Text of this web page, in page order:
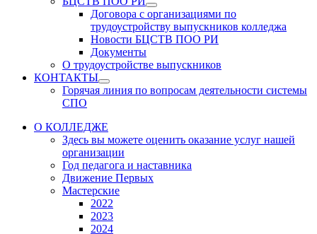
sub
menu
Show
sub
menu
Договора с организациями по
трудоустройству выпускников колледжа
Новости БЦСТВ ПОО РИ
Документы
О трудоустройстве выпускников
КОНТАКТЫ
Show
sub
Горячая линия по вопросам деятельности системы
СПО
О КОЛЛЕДЖЕ
Здесь вы можете оценить оказание услуг нашей
организации
Год педагога и наставника
Движение Первых
Мастерские
2022
2023
2024